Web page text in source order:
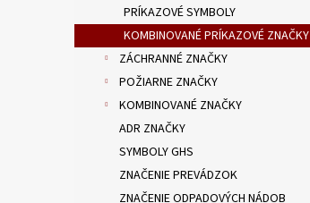
PRÍKAZOVÉ SYMBOLY
KOMBINOVANÉ PRÍKAZOVÉ ZNAČKY
ZÁCHRANNÉ ZNAČKY
POŽIARNE ZNAČKY
KOMBINOVANÉ ZNAČKY
ADR ZNAČKY
SYMBOLY GHS
ZNAČENIE PREVÁDZOK
ZNAČENIE ODPADOVÝCH NÁDOB